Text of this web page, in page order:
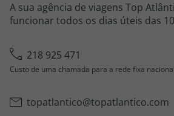
A sua agência de viagens Top
funcionar todos os dias úteis das
218 925 471
Custo de uma chamada para a rede fixa nacional
topatlantico@topatlantico.com